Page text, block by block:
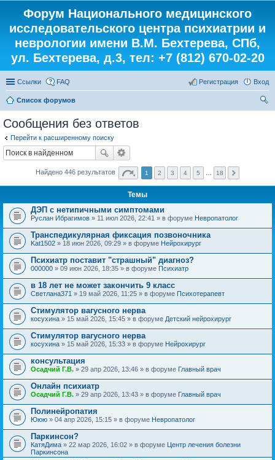
Форум Национального медицинского
исследовательского центра психиатрии и
неврологии имени В.М. Бехтерева, СПб,
ул. Бехтерева, д.3, тел: +7 (812) 670-02-20
Ссылки FAQ Вход
Регистрация
Список форумов
Сообщения без ответов
Перейти к расширенному поиску
Найдено 446 результатов 1 2 3 4 5 18
Темы
ДЭП с нетипичными симптомами
Руслан Ибрагимов » 11 июл 2026, 22:41 » в форуме Невропатолог
Транспедикулярная фиксация позвоночника
Kat1502 » 18 июн 2026, 09:29 » в форуме Нейрохирург
Психиатр поставит "страшный" диагноз?
000000 » 09 июн 2026, 18:35 » в форуме Психиатр
в 18 лет не может закончить 9 класс
Светлана371 » 19 май 2026, 11:25 » в форуме Психотерапевт
Стимулятор вагусного нерва
косухина » 15 май 2026, 15:45 » в форуме Детский нейрохирург
Стимулятор вагусного нерва
косухина » 15 май 2026, 15:33 » в форуме Нейрохирург
консультация
Осадчий Г.В. » 29 апр 2026, 13:46 » в форуме Главный врач
Онлайн психиатр
Осадчий Г.В. » 29 апр 2026, 13:43 » в форуме Главный врач
Полинейропатия
Ююю » 04 апр 2026, 15:15 » в форуме Невропатолог
Паркинсон?
КатяДима » 22 мар 2026, 16:02 » в форуме Центр лечения болезни
Паркинсона